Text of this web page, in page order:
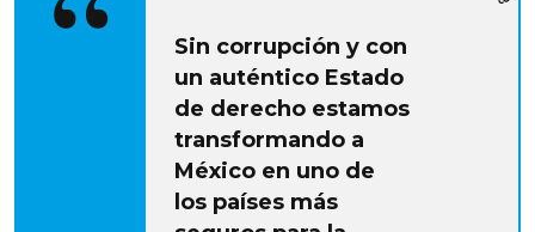
Sin corrupción y con
un auténtico Estado
de derecho estamos
transformando a
México en uno de
los países más